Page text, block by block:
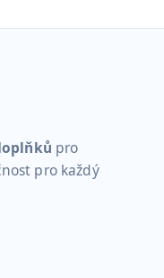
pro
pro každý